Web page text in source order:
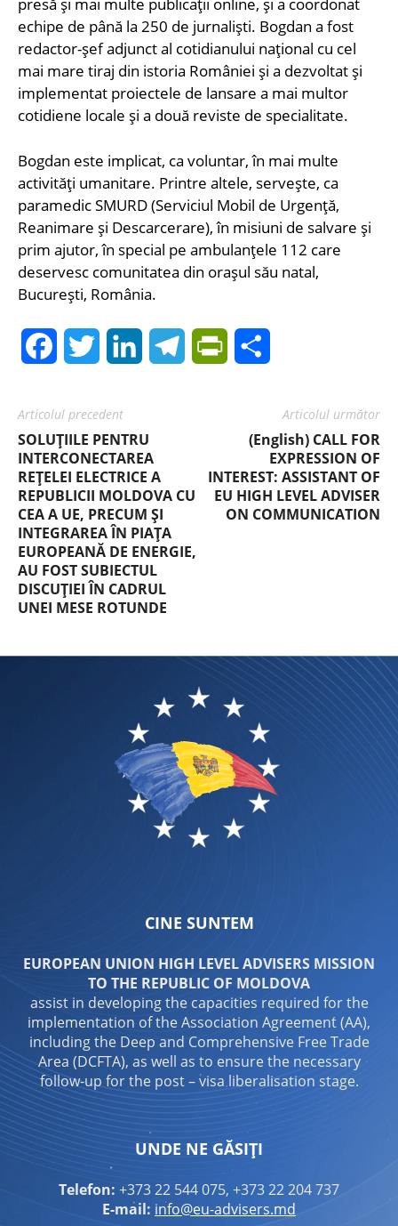
echipe de până la 250 de jurnaliști. Bogdan a fost
redactor-șef adjunct al cotidianului național cu cel
mai mare tiraj din istoria României și a dezvoltat și
implementat proiectele de lansare a mai multor
cotidiene locale și a două reviste de specialitate.
Bogdan este implicat, ca voluntar, în mai multe
activități umanitare. Printre altele, servește, ca
paramedic SMURD (Serviciul Mobil de Urgență,
Reanimare și Descarcerare), în misiuni de salvare și
prim ajutor, în special pe ambulanțele 112 care
deservesc comunitatea din orașul său natal,
București, România.
FacebookTwitter LinkedInTelegramPrintFriendly
Articolul precedent
SOLUȚIILE PENTRU
INTERCONECTAREA
REȚELEI ELECTRICE A
REPUBLICII MOLDOVA CU
CEA A UE, PRECUM ȘI
INTEGRAREA ÎN PIAȚA
EUROPEANĂ DE ENERGIE,
AU FOST SUBIECTUL
DISCUȚIEI ÎN CADRUL
UNEI MESE ROTUNDE
Articolul următor
(English) CALL FOR
EXPRESSION OF
INTEREST: ASSISTANT OF
EU HIGH LEVEL ADVISER
ON COMMUNICATION
CINE SUNTEM
EUROPEAN UNION HIGH LEVEL ADVISERS MISSION
TO THE REPUBLIC OF MOLDOVA
assist in developing the capacities required for the
implementation of the Association Agreement (AA),
including the Deep and Comprehensive Free Trade
Area (DCFTA), as well as to ensure the necessary
follow-up for the post – visa liberalisation stage.
UNDE NE GĂSIȚI
Telefon: +373 22 544 075, +373 22 204 737
E-mail: info@eu-advisers.md